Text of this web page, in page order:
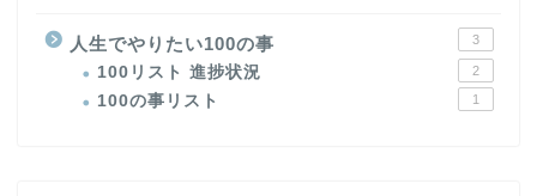
人生でやりたい100の事 3
100リスト 進捗状況 2
100の事リスト 1